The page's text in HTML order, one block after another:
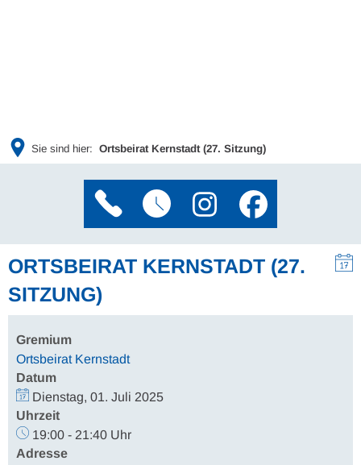
Sie sind hier: Ortsbeirat Kernstadt (27. Sitzung)
ORTSBEIRAT KERNSTADT (27.
SITZUNG)
Gremium
Ortsbeirat Kernstadt
Datum
Dienstag, 01. Juli 2025
Uhrzeit
19:00 - 21:40 Uhr
Adresse